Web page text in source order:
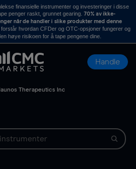
finansielle instrumenter og investeringer i disse
penger raskt, grunnet gearing. 70% av ikke-
når de handler i slike produkter med denne
forstår hvordan CFDer og OTC-opsjoner fungerer og
høye risikoen for å tape pengene dine.
Handle
Therapeutics Inc